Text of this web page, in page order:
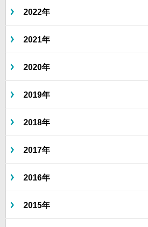
2022年
2021年
2020年
2019年
2018年
2017年
2016年
2015年